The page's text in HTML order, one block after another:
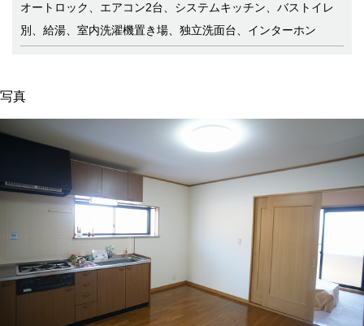
オートロック、エアコン2台、システムキッチン、バストイレ
別、給湯、室内洗濯機置き場、独立洗面台、インターホン
写真